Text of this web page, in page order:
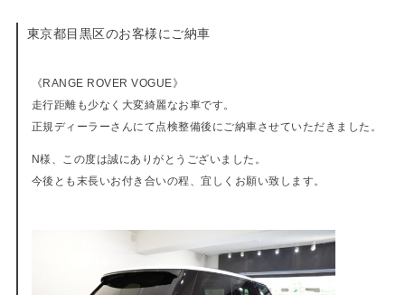
東京都目黒区のお客様にご納車
《RANGE ROVER VOGUE》
走行距離も少なく大変綺麗なお車です。
正規ディーラーさんにて点検整備後にご納車させていただきました。
N様、この度は誠にありがとうございました。
今後とも末長いお付き合いの程、宜しくお願い致します。